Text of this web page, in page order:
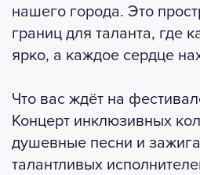
нашего города. Это
границ для таланта, где
ярко, а каждое сердце
Что вас ждёт на
Концерт инклюзивных
душевные песни и
талантливых